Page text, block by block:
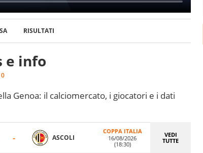
e info
Genoa: il calciomercato, i giocatori e i dati
0
RISULTATI
- ASCOLI
COPPA ITALIA
16/08/2026
(18:30)
VEDI
TUTTE